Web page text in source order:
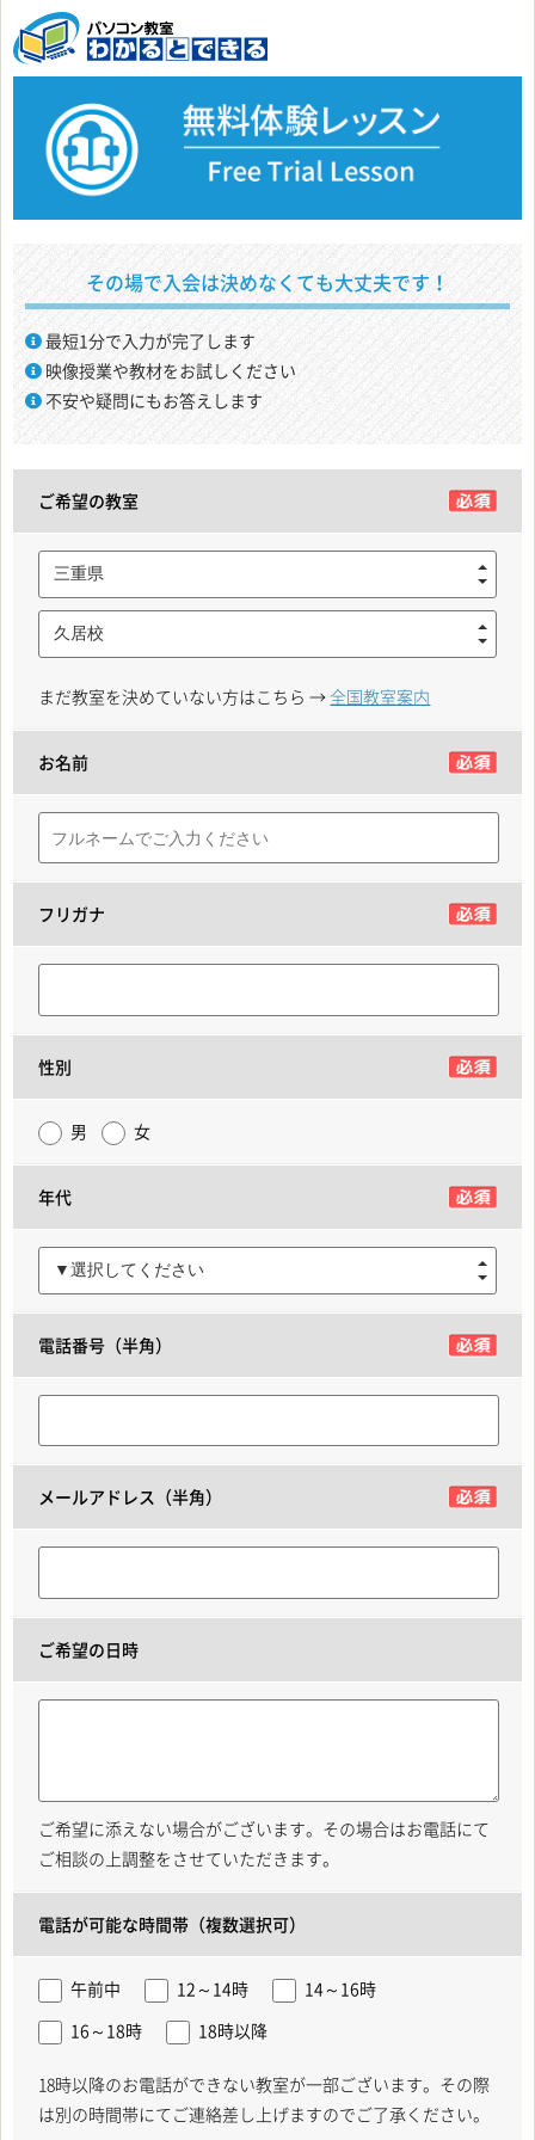
その場で入会は決めなくても大丈夫です！
最短1分で入力が完了します
映像授業や教材をお試しください
不安や疑問にもお答えします
ご希望の教室
三重県
久居校
まだ教室を決めていない方はこちら → 全国教室案内
お名前
フリガナ
性別
男 女
年代
▼選択してください
電話番号（半角）
メールアドレス（半角）
ご希望の日時
ご希望に添えない場合がございます。その場合はお電話にて
ご相談の上調整をさせていただきます。
電話が可能な時間帯（複数選択可）
午前中 12～14時
14～16時
16～18時
18時以降
18時以降のお電話ができない教室が一部ございます。その際
は別の時間帯にてご連絡差し上げますのでご了承ください。